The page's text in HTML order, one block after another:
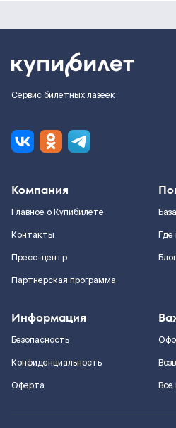
Сервис билетных лазеек
Компания
Главное о Купибилете
Контакты
Пресс-центр
Партнерская программа
Где
Блог
Информация
Безопасность
Конфиденциальность
Оферта
Все